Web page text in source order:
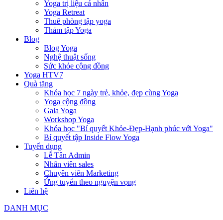
Yoga trị liệu cá nhân
Yoga Retreat
Thuê phòng tập yoga
Thảm tập Yoga
Blog
Blog Yoga
Nghệ thuật sống
Sức khỏe cộng đồng
Yoga HTV7
Quà tặng
Khóa học 7 ngày trẻ, khỏe, đẹp cùng Yoga
Yoga cộng đồng
Gala Yoga
Workshop Yoga
Khóa học "Bí quyết Khỏe-Đẹp-Hạnh phúc với Yoga"
Bí quyết tập Inside Flow Yoga
Tuyển dụng
Lễ Tân Admin
Nhân viên sales
Chuyên viên Marketing
Ứng tuyển theo nguyện vọng
Liên hệ
DANH MỤC